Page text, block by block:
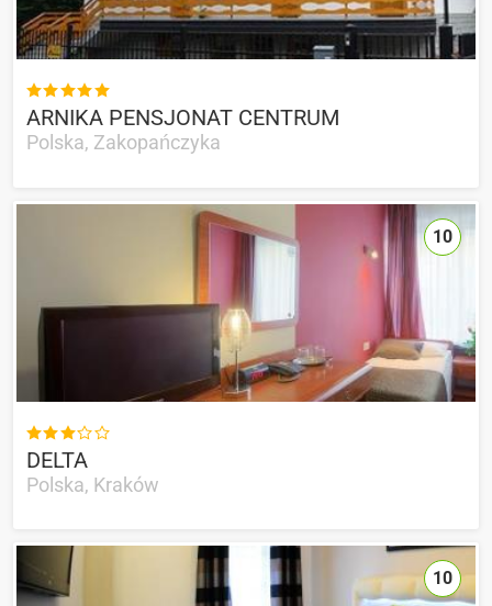

ARNIKA PENSJONAT CENTRUM
Polska, Zakopańczyka

DELTA
Polska, Kraków
10
10